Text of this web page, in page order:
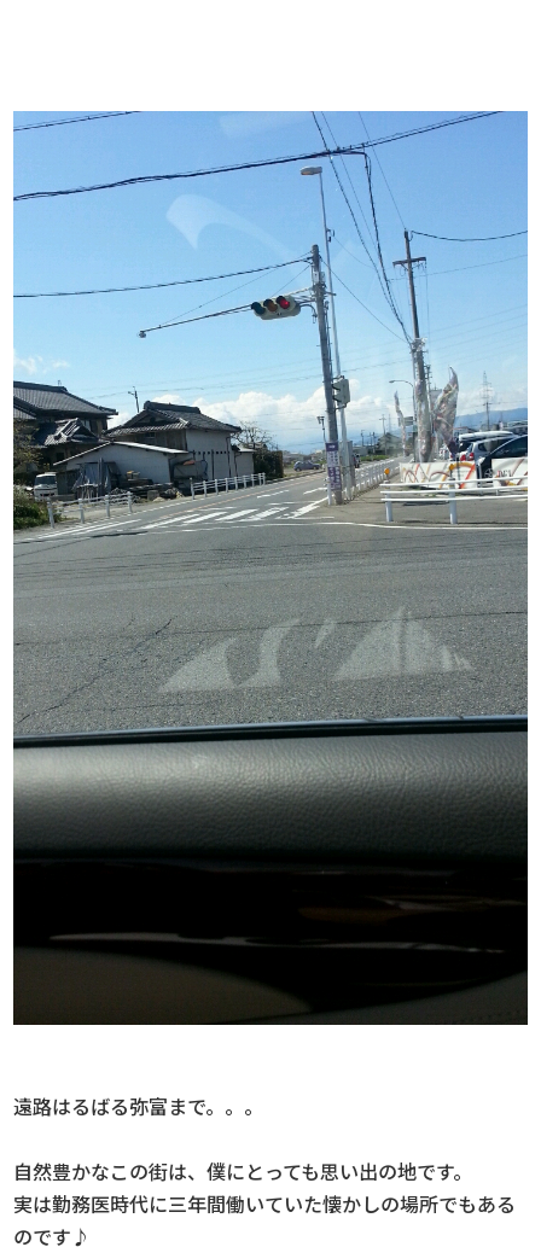
遠路はるばる弥富まで。。。
自然豊かなこの街は、僕にとっても思い出の地です。
実は勤務医時代に三年間働いていた懐かしの場所でもある
のです♪